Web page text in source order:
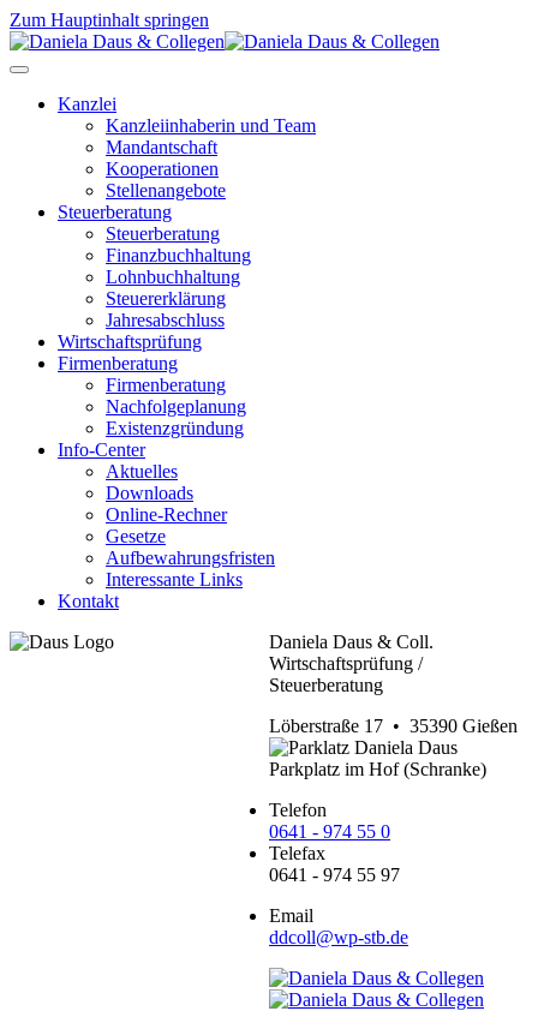
Zum Hauptinhalt springen
Kanzlei
Kanzleiinhaberin und Team
Mandantschaft
Kooperationen
Stellenangebote
Steuerberatung
Steuerberatung
Finanzbuchhaltung
Lohnbuchhaltung
Steuererklärung
Jahresabschluss
Wirtschaftsprüfung
Firmenberatung
Firmenberatung
Nachfolgeplanung
Existenzgründung
Info-Center
Aktuelles
Downloads
Online-Rechner
Gesetze
Aufbewahrungsfristen
Interessante Links
Kontakt
Daniela Daus & Coll.
Wirtschaftsprüfung /
Steuerberatung
Löberstraße 17 • 35390 Gießen
Parkplatz im Hof (Schranke)
Telefon
0641 - 974 55 0
Telefax
0641 - 974 55 97
Email
ddcoll@wp-stb.de